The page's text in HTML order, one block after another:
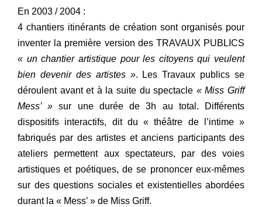
En 2003 / 2004 :
4 chantiers itinérants de création sont organisés pour
inventer la première version des TRAVAUX PUBLICS
« un chantier artistique pour les citoyens qui veulent
bien devenir des artistes ». Les Travaux publics se
déroulent avant et à la suite du spectacle « Miss Griff
Mess’ » sur une durée de 3h au total. Différents
dispositifs interactifs, dit du « théâtre de l’intime »
fabriqués par des artistes et anciens participants des
ateliers permettent aux spectateurs, par des voies
artistiques et poétiques, de se prononcer eux-mêmes
sur des questions sociales et existentielles abordées
durant la « Mess’ » de Miss Griff.